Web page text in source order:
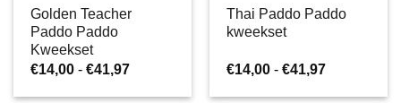
Golden Teacher
Paddo Paddo
Kweekset
€14,00 - €41,97Prijsklasse:
tot
Thai Paddo Paddo
kweekset
€14,00 - €41,97Prijsklasse:
tot